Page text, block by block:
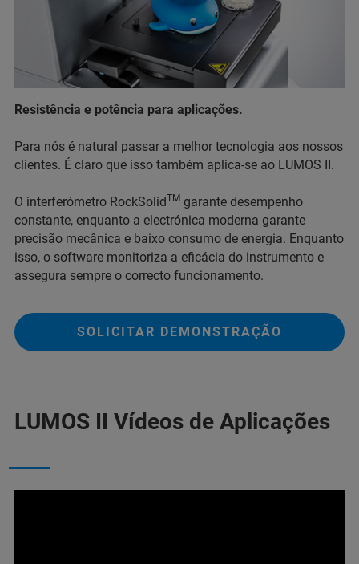
Resistência e potência para aplicações.
Para nós é natural passar a melhor tecnologia aos nossos
clientes. É claro que isso também aplica-se ao LUMOS II.
O interferómetro RockSolidTM garante desempenho
constante, enquanto a electrónica moderna garante
precisão mecânica e baixo consumo de energia. Enquanto
isso, o software monitoriza a eficácia do instrumento e
assegura sempre o correcto funcionamento.
SOLICITAR DEMONSTRAÇÃO
LUMOS II Vídeos de Aplicações